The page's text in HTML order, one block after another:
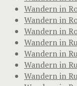
Wandern in
Wandern in
Wandern in
Wandern in
Wandern in
Wandern in
Wandern in